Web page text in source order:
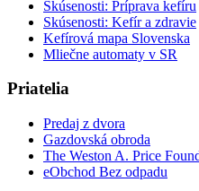
Skúsenosti: Príprava kefíru
Skúsenosti: Kefír a zdravie
Kefírová mapa Slovenska
Mliečne automaty v SR
Priatelia
Predaj z dvora
Gazdovská obroda
The Weston A. Price
eObchod Bez odpadu